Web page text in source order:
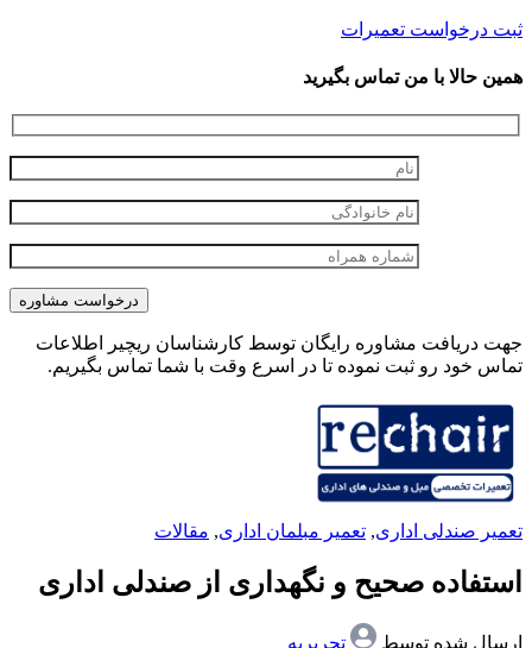
ثبت درخواست تعمیرات
همین حالا با من تماس بگیرید
جهت دریافت مشاوره رایگان توسط کارشناسان ریچیر اطلاعات
تماس خود رو ثبت نموده تا در اسرع وقت با شما تماس بگیریم.
تعمیر صندلی اداری, تعمیر مبلمان اداری, مقالات
استفاده صحیح و نگهداری از صندلی اداری
ارسال شده توسط
تحریریه